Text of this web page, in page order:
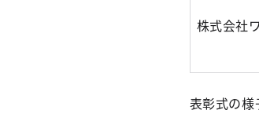
株式会社
表彰式の